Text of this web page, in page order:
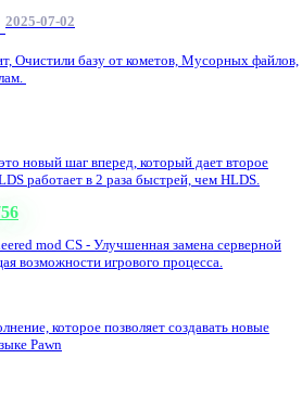
2025-07-02
Очистили базу от кометов, Мусорных файлов,
новый шаг вперед, который дает второе
работает в 2 раза быстрей, чем HLDS.
mod CS - Улучшенная замена серверной
возможности игрового процесса.
которое позволяет создавать новые
Pawn